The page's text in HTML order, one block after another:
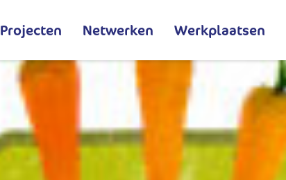
Projecten Netwerken Werkplaatsen